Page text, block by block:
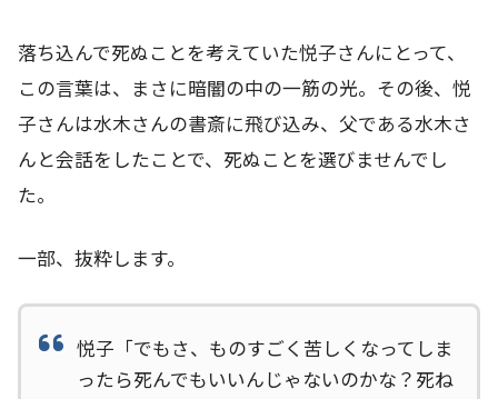
落ち込んで死ぬことを考えていた悦子さんにとって、
この言葉は、まさに暗闇の中の一筋の光。その後、悦
子さんは水木さんの書斎に飛び込み、父である水木さ
んと会話をしたことで、死ぬことを選びませんでし
た。
一部、抜粋します。
悦子「でもさ、ものすごく苦しくなってしま
ったら死んでもいいんじゃないのかな？死ね